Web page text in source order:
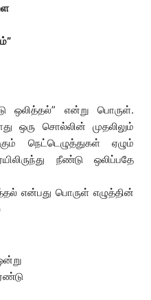
ஒலித்தல்” என்று பொருள்.
ஒரு சொல்லின் முதலிலும்
நெட்டெழுத்துகள் ஏழும்
நீண்டு ஒலிப்பதே
என்பது பொருள் எழுத்தின்